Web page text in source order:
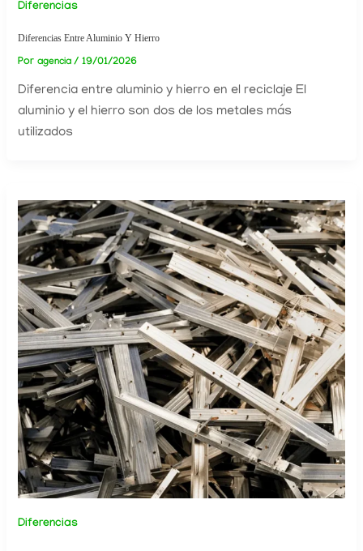
Diferencias
Diferencias Entre Aluminio Y Hierro
Por agencia / 19/01/2026
Diferencia entre aluminio y hierro en el reciclaje El
aluminio y el hierro son dos de los metales más
utilizados
Diferencias